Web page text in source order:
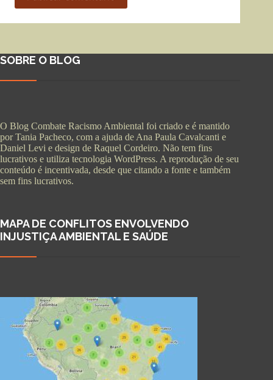
SOBRE O BLOG
O Blog Combate Racismo Ambiental foi criado e é mantido
por Tania Pacheco, com a ajuda de Ana Paula Cavalcanti e
Daniel Levi e design de Raquel Cordeiro. Não tem fins
lucrativos e utiliza tecnologia WordPress. A reprodução de seu
conteúdo é incentivada, desde que citando a fonte e também
sem fins lucrativos.
MAPA DE CONFLITOS ENVOLVENDO
INJUSTIÇA AMBIENTAL E SAÚDE